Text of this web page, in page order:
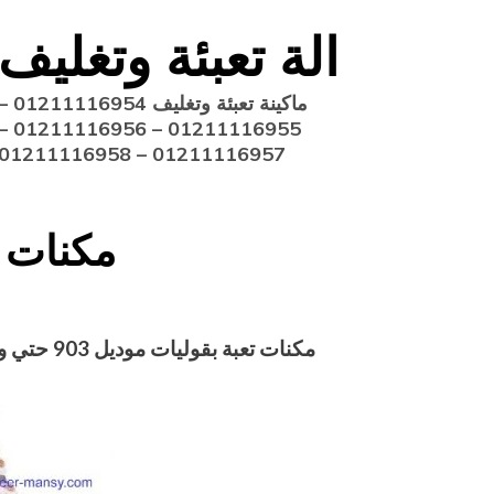
الة تعبئة وتغليف
ماكينة تعبئة
–
01211116957 – 01211116958
مكنات
مكنات تعبة بقوليات موديل 903 حتي واحد كيلو ماركة مهندس منسي